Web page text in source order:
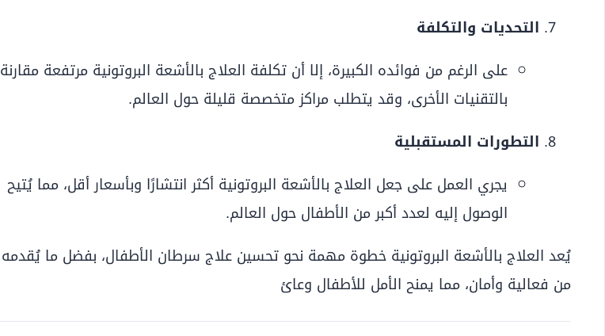
التحديات والتكلفة
على الرغم من فوائده الكبيرة، إلا أن تكلفة العلاج بالأشعة البروتونية مرتفعة مقارنة
بالتقنيات الأخرى، وقد يتطلب مراكز متخصصة قليلة حول العالم.
التطورات المستقبلية
يجري العمل على جعل العلاج بالأشعة البروتونية أكثر انتشارًا وبأسعار أقل، مما يُتيح
الوصول إليه لعدد أكبر من الأطفال حول العالم.
يُعد العلاج بالأشعة البروتونية خطوة مهمة نحو تحسين علاج سرطان الأطفال، بفضل ما يُقدمه
من فعالية وأمان، مما يمنح الأمل للأطفال وعائ